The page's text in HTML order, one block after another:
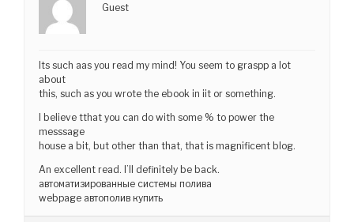
Guest
Its such aas you read my mind! You seem to graspp a lot
about
this, such as you wrote the ebook in iit or something.
I believe tthat you can do with some % to power the
messsage
house a bit, but other than that, that is magnificent blog.
An excellent read. I’ll definitely be back.
автоматизированные системы полива
webpage автополив купить